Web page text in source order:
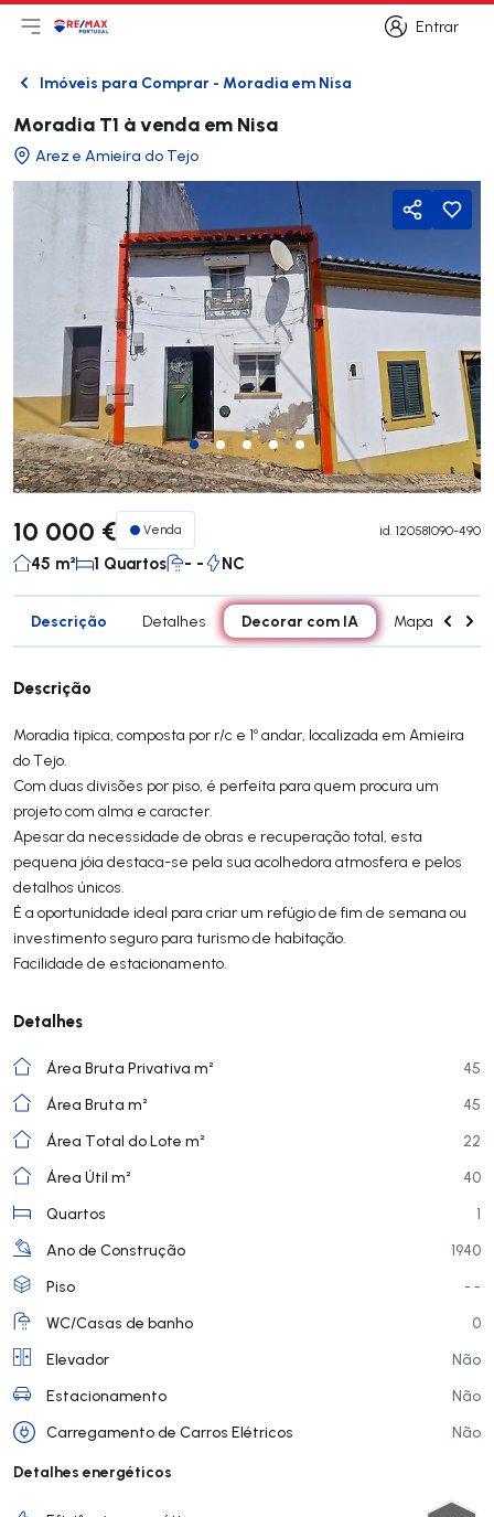
Entrar
Entrar
Abri menu principal
LogoIr para página inicial
VoltarImóveis para Comprar - Moradia em Nisa
Moradia T1 à venda em Nisa
Arez e Amieira do Tejo
Partilhar
10 000 € Venda id. 120581090-490
45 m² 1 Quartos - - NC
Descrição Detalhes Decorar com IA Mapa
Descrição
Moradia tipica, composta por r/c e 1º andar, localizada em Amieira
do Tejo.
Com duas divisões por piso, é perfeita para quem procura um
projeto com alma e caracter.
Apesar da necessidade de obras e recuperação total, esta
pequena jóia destaca-se pela sua acolhedora atmosfera e pelos
detalhos únicos.
É a oportunidade ideal para criar um refúgio de fim de semana ou
investimento seguro para turismo de habitação.
Facilidade de estacionamento.
Detalhes
Área Bruta Privativa m²
45
Área Bruta m²
45
Área Total do Lote m²
22
Área Útil m²
40
Quartos
1
Ano de Construção
1940
Piso
- -
WC/Casas de banho
0
Elevador
Não
Estacionamento
Não
Carregamento de Carros Elétricos
Não
Detalhes energéticos